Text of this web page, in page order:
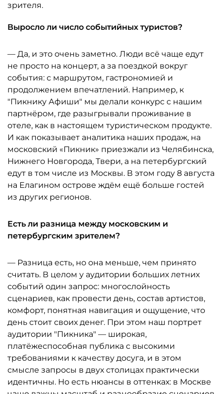
зрителя.
Выросло ли число событийных туристов?
— Да, и это очень заметно. Люди всё чаще едут
не просто на концерт, а за поездкой вокруг
события: с маршрутом, гастрономией и
продолжением впечатлений. Например, к
"Пикнику Афиши" мы делали конкурс с нашим
партнёром, где разыгрывали проживание в
отеле, как в настоящем туристическом продукте.
И как показывает аналитика наших продаж, на
московский «Пикник» приезжали из Челябинска,
Нижнего Новгорода, Твери, а на петербургский
едут в том числе из Москвы. В этом году 8 августа
на Елагином острове ждём ещё больше гостей
из других регионов.
Есть ли разница между московским и
петербургским зрителем?
— Разница есть, но она меньше, чем принято
считать. В целом у аудитории больших летних
событий один запрос: многослойность
сценариев, как провести день, состав артистов,
комфорт, понятная навигация и ощущение, что
день стоит своих денег. При этом наш портрет
аудитории "Пикника" — широкая,
платёжеспособная публика с высокими
требованиями к качеству досуга, и в этом
смысле запросы в двух столицах практически
идентичны. Но есть нюансы в оттенках: в Москве